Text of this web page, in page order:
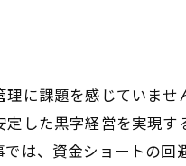
理に課題を感じていま
定した黒字経営を実現
では、資金ショートの